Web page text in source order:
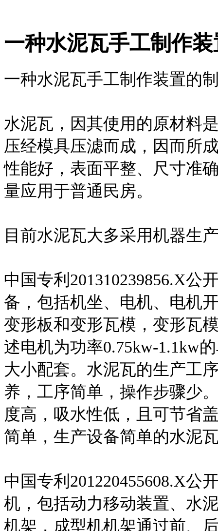
一种水泥瓦手工制作
一种水泥瓦手工制作装置的
水泥瓦，因其使用的原材料
压经模具压滤而成，因而所
性能好，表面平整、尺寸准
量应用于普通民房。
目前水泥瓦大多采用机器生
中国专利201310239856.X公
备，包括机坐、电机、电机
变形板和变形瓦模，变形瓦
述电机为功率0.75kw-1.1kw
大小配套。水泥瓦的生产
养，工序简单，操作步骤少
度高，吸水性低，且可节省
简单，生产设备简单的水泥
中国专利201220455608.X公
机，包括动力移动装置、水
机架，成型机机架通过前、